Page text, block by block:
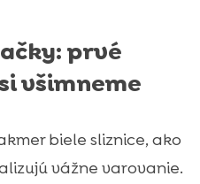
prvé
všimneme
biele sliznice, ako
vážne varovanie.